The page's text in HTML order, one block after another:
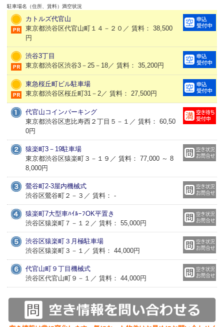
駐車場名（住所、賃料） 満空状況
カトルズ代官山
東京都渋谷区代官山町１４－２０／ 賃料： 38,500
円
渋谷3丁目
東京都渋谷区渋谷3－25－18／ 賃料： 35,200円
東急桜丘町ビル駐車場
東京都渋谷区桜丘町31－2／ 賃料： 27,500円
代官山コインパーキング
東京都渋谷区恵比寿西２丁目５－１／ 賃料： 60,50
0円
猿楽町3－19駐車場
東京都渋谷区猿楽町３－１９／ 賃料： 77,000 ～ 8
8,000円
鶯谷町2-3屋内機械式
渋谷区鶯谷町２－３／ 賃料： -
猿楽町7大型車ﾊｲﾙｰﾌOK平置き
渋谷区猿楽町７－１２／ 賃料： 55,000円
渋谷区猿楽町３月極駐車場
渋谷区猿楽町３－１／ 賃料： 44,000円
代官山町９丁目機械式
渋谷区代官山町９－１／ 賃料： 44,000円